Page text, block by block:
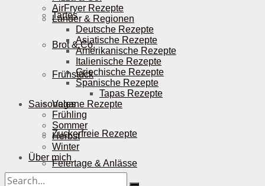
Tartes
Brot & Co.
Frühstück
Vegane Rezepte
Zuckerfreie Rezepte
Feiertage & Anlässe
AirFryer Rezepte
Länder & Regionen
Deutsche Rezepte
Asiatische Rezepte
Amerikanische Rezepte
Italienische Rezepte
Griechische Rezepte
Spanische Rezepte
Tapas Rezepte
Saisonales
Frühling
Sommer
Herbst
Winter
Über mich